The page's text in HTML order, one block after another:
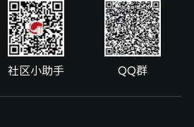
社区小助手 QQ群